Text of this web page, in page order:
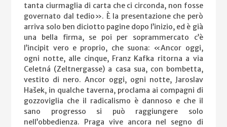
tanta ciurmaglia di carta che ci circonda, non fosse
governato dal tedio». È la presentazione che però
arriva solo ben diciotto pagine dopo l’inizio, ed è già
una bella firma, se poi per soprammercato c’è
l’incipit vero e proprio, che suona: «Ancor oggi,
ogni notte, alle cinque, Franz Kafka ritorna a via
Celetná (Zeltnergasse) a casa sua, con bombetta,
vestito di nero. Ancor oggi, ogni notte, Jaroslav
Hašek, in qualche taverna, proclama ai compagni di
gozzoviglia che il radicalismo è dannoso e che il
sano progresso si può raggiungere solo
nell’obbedienza. Praga vive ancora nel segno di